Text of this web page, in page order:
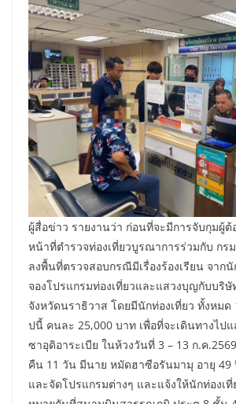
ผู้สื่อข่าว รายงานว่า ก่อนที่จะมีการจับกุมผู้ต้
หน้าที่ตำรวจท่องเที่ยวบูรณาการร่วมกับ กรม
ลงพื้นที่ตรวจสอบกรณีมีเรื่องร้องเรียน จากนั
จองโปรแกรมท่องเที่ยวและแสวงบุญกับบริ
จังหวัดนราธิวาส โดยมีนักท่องเที่ยว ทั้งหมด
ปนี้ คนละ 25,000 บาท เพื่อที่จะเดินทางไป
ซาอุดิอาระเบีย ในห้วงวันที่ 3 – 13 ก.ค
คืน 11 วัน มีนาย หมัดฮาซือรันมามุ อายุ 49
และจัดโปรแกรมต่างๆ และแจ้งให้นักท่องเ